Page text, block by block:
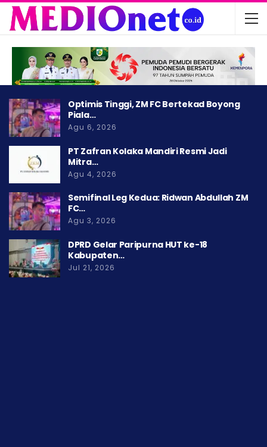
Optimis Tinggi, ZM FC Bertekad Boyong
Piala…
Agu 6, 2026
PT Zafran Kolaka Mandiri Resmi Jadi
Mitra…
Agu 4, 2026
Semifinal Leg Kedua: Ridwan Abdullah ZM
FC…
Agu 3, 2026
DPRD Gelar Paripurna HUT ke-18
Kabupaten…
Jul 21, 2026